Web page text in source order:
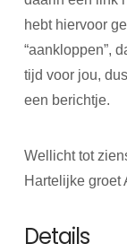
hebt hiervoor
“aankloppen”,
tijd voor jou,
een berichtje.
Wellicht tot
Hartelijke groet
Details